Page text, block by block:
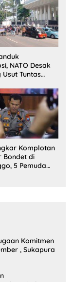
NATO Desak
Usut Tuntas
Komplotan
Bondet di
5 Pemuda
Komitmen
, Sukapura